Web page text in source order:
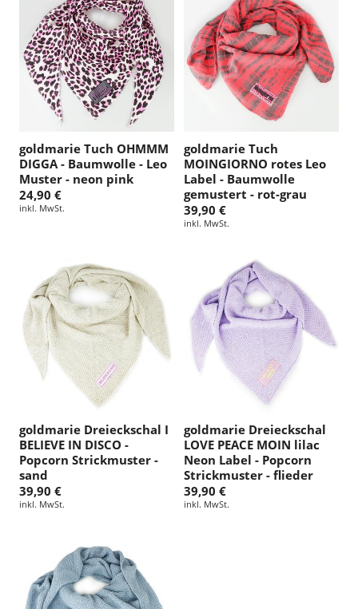
goldmarie Tuch OHMMM
DIGGA - Baumwolle - Leo
Muster - neon pink
24,90 €
inkl. MwSt.
goldmarie Tuch
MOINGIORNO rotes Leo
Label - Baumwolle
gemustert - rot-grau
39,90 €
inkl. MwSt.
goldmarie Dreieckschal I
BELIEVE IN DISCO -
Popcorn Strickmuster -
sand
39,90 €
inkl. MwSt.
goldmarie Dreieckschal
LOVE PEACE MOIN lilac
Neon Label - Popcorn
Strickmuster - flieder
39,90 €
inkl. MwSt.